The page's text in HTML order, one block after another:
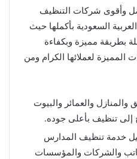
وأقوى شركات التنظيف
السعودية بأكملها حيث
بطريقة مميزة وبكفاءة
المميزة لعملائها الكرام ومن
والعمائر والبيوت
إلى تنظيف بأعلى جوده.
خدمة تنظيف المدارس
والشركات والمؤسسات